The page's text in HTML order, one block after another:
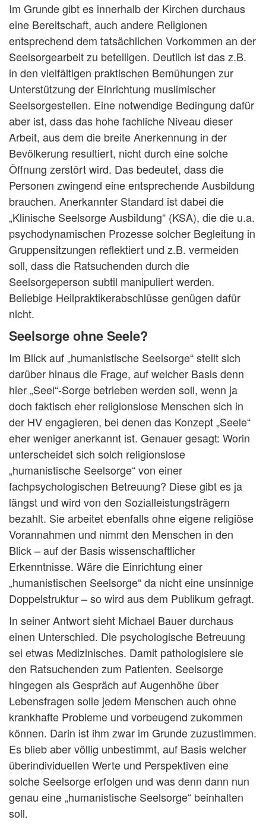
Im Grunde gibt es innerhalb der Kirchen durchaus
eine Bereitschaft, auch andere Religionen
entsprechend dem tatsächlichen Vorkommen an der
Seelsorgearbeit zu beteiligen. Deutlich ist das z.B.
in den vielfältigen praktischen Bemühungen zur
Unterstützung der Einrichtung muslimischer
Seelsorgestellen. Eine notwendige Bedingung dafür
aber ist, dass das hohe fachliche Niveau dieser
Arbeit, aus dem die breite Anerkennung in der
Bevölkerung resultiert, nicht durch eine solche
Öffnung zerstört wird. Das bedeutet, dass die
Personen zwingend eine entsprechende Ausbildung
brauchen. Anerkannter Standard ist dabei die
„Klinische Seelsorge Ausbildung“ (KSA), die die u.a.
psychodynamischen Prozesse solcher Begleitung in
Gruppensitzungen reflektiert und z.B. vermeiden
soll, dass die Ratsuchenden durch die
Seelsorgeperson subtil manipuliert werden.
Beliebige Heilpraktikerabschlüsse genügen dafür
nicht.
Seelsorge ohne Seele?
Im Blick auf „humanistische Seelsorge“ stellt sich
darüber hinaus die Frage, auf welcher Basis denn
hier „Seel“-Sorge betrieben werden soll, wenn ja
doch faktisch eher religionslose Menschen sich in
der HV engagieren, bei denen das Konzept „Seele“
eher weniger anerkannt ist. Genauer gesagt: Worin
unterscheidet sich solch religionslose
„humanistische Seelsorge“ von einer
fachpsychologischen Betreuung? Diese gibt es ja
längst und wird von den Sozialleistungsträgern
bezahlt. Sie arbeitet ebenfalls ohne eigene religiöse
Vorannahmen und nimmt den Menschen in den
Blick – auf der Basis wissenschaftlicher
Erkenntnisse. Wäre die Einrichtung einer
„humanistischen Seelsorge“ da nicht eine unsinnige
Doppelstruktur – so wird aus dem Publikum gefragt.
In seiner Antwort sieht Michael Bauer durchaus
einen Unterschied. Die psychologische Betreuung
sei etwas Medizinisches. Damit pathologisiere sie
den Ratsuchenden zum Patienten. Seelsorge
hingegen als Gespräch auf Augenhöhe über
Lebensfragen solle jedem Menschen auch ohne
krankhafte Probleme und vorbeugend zukommen
können. Darin ist ihm zwar im Grunde zuzustimmen.
Es blieb aber völlig unbestimmt, auf Basis welcher
überindividuellen Werte und Perspektiven eine
solche Seelsorge erfolgen und was denn dann nun
genau eine „humanistische Seelsorge“ beinhalten
soll.